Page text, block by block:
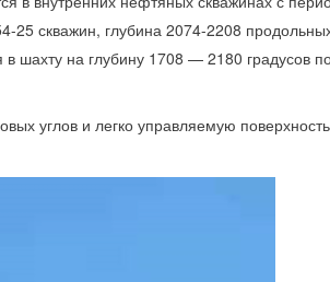
скважин, глубина 2074-2208
шахту на глубину 1708 — 2180 градусов
углов и легко управляемую